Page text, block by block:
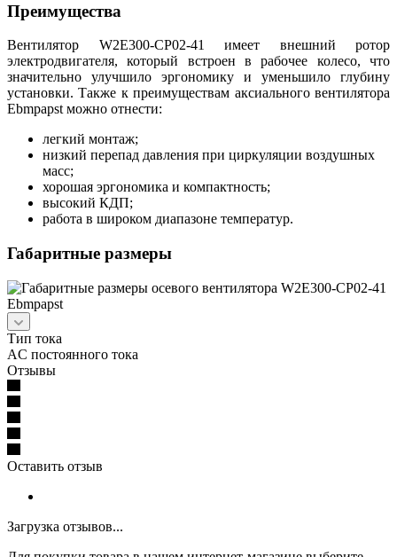
Преимущества
Вентилятор W2E300-CP02-41 имеет внешний ротор
электродвигателя, который встроен в рабочее колесо, что
значительно улучшило эргономику и уменьшило глубину
установки. Также к преимуществам аксиального вентилятора
Ebmpapst можно отнести:
легкий монтаж;
низкий перепад давления при циркуляции воздушных
масс;
хорошая эргономика и компактность;
высокий КДП;
работа в широком диапазоне температур.
Габаритные размеры
Тип тока
AC постоянного тока
Отзывы
Оставить отзыв
Загрузка отзывов...